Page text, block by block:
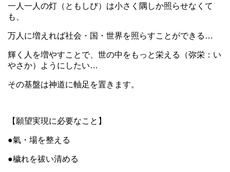
一人一人の灯（ともしび）は小さく隅しか照らせなくて
も、
万人に増えれば社会・国・世界を照らすことができる…
輝く人を増やすことで、世の中をもっと栄える（弥栄：い
やさか）ようにしたい…
その基盤は神道に軸足を置きます。
【願望実現に必要なこと】
●氣・場を整える
●穢れを祓い清める